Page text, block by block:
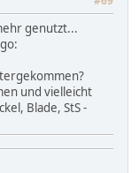
genutzt...
und vielleicht
Blade, StS -